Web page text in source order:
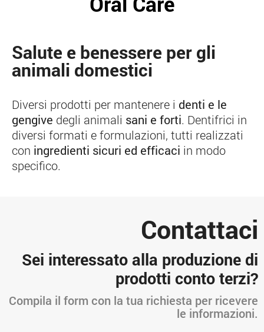
Salute e benessere per gli
animali domestici
Diversi prodotti per mantenere i denti e le
gengive degli animali sani e forti. Dentifrici in
diversi formati e formulazioni, tutti realizzati
con ingredienti sicuri ed efficaci in modo
specifico.
Contattaci
Sei interessato alla produzione di
prodotti conto terzi?
Compila il form con la tua richiesta per ricevere
le informazioni.